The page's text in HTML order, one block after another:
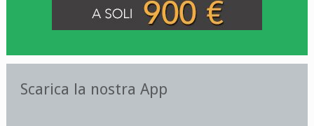
Scarica la nostra App